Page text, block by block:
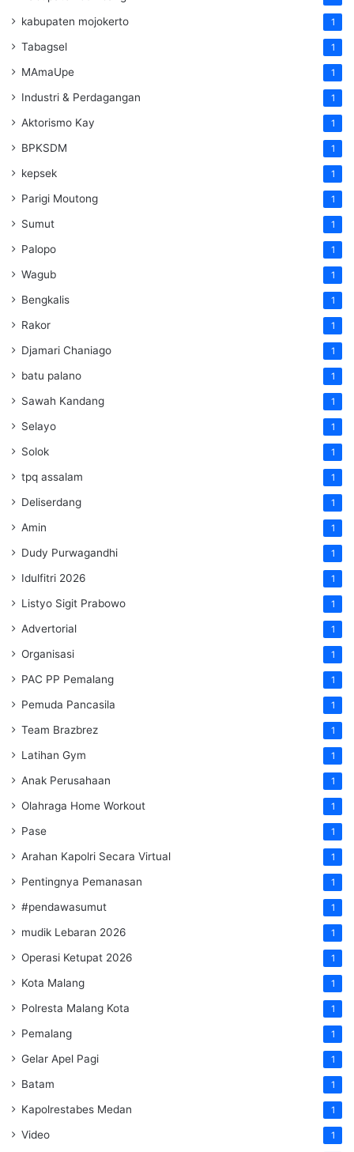
kabupaten mojokerto 1
Tabagsel 1
MAmaUpe 1
Industri & Perdagangan 1
Aktorismo Kay 1
BPKSDM 1
kepsek 1
Parigi Moutong 1
Sumut 1
Palopo 1
Wagub 1
Bengkalis 1
Rakor 1
Djamari Chaniago 1
batu palano 1
Sawah Kandang 1
Selayo 1
Solok 1
tpq assalam 1
Deliserdang 1
Amin 1
Dudy Purwagandhi 1
Idulfitri 2026 1
Listyo Sigit Prabowo 1
Advertorial 1
Organisasi 1
PAC PP Pemalang 1
Pemuda Pancasila 1
Team Brazbrez 1
Latihan Gym 1
Anak Perusahaan 1
Olahraga Home Workout 1
Pase 1
Arahan Kapolri Secara Virtual 1
Pentingnya Pemanasan 1
#pendawasumut 1
mudik Lebaran 2026 1
Operasi Ketupat 2026 1
Kota Malang 1
Polresta Malang Kota 1
Pemalang 1
Gelar Apel Pagi 1
Batam 1
Kapolrestabes Medan 1
Video 1